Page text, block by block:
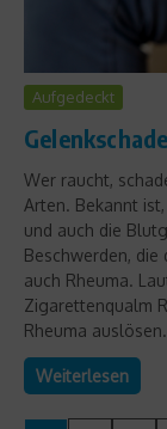
Aufgedeckt
Wer raucht,
Arten. Bekannt
und auch die
Beschwerden,
auch Rheuma.
Zigarettenqualm
Rheuma
Weiterlesen